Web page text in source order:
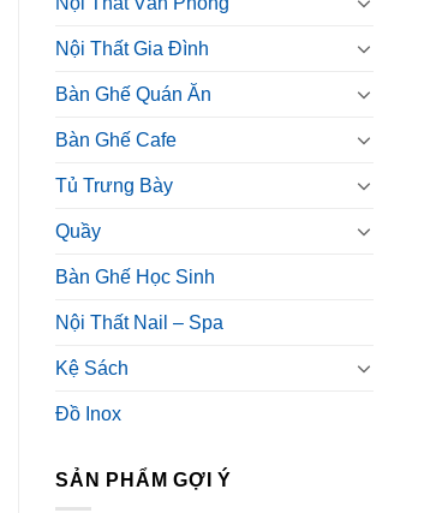
Nội Thất Gia Đình
Bàn Ghế Quán Ăn
Bàn Ghế Cafe
Tủ Trưng Bày
Quầy
Bàn Ghế Học Sinh
Nội Thất Nail – Spa
Kệ Sách
Đồ Inox
SẢN PHẨM GỢI Ý